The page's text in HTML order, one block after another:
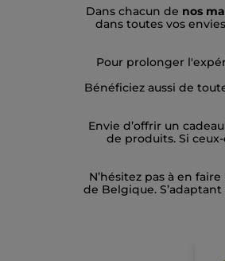
Dans chacun de nos
dans toutes vos
Pour prolonger
Bénéficiez aussi de
Envie d’offrir un
de produits. Si
N’hésitez pas à en
de Belgique.